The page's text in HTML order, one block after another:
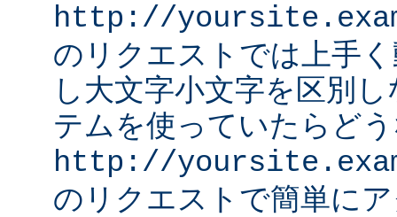
http://
のリクエストでは上手
し大文字小文字を区別
テムを使っていたらど
http://
のリクエストで簡単に